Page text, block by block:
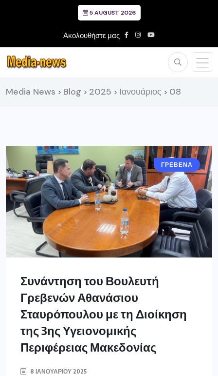
5 AUGUST 2026
Ακολουθήστε μας
Media News > Blog > 2025 > Ιανουάριος > 08
ΓΡΕΒΕΝΑ
Συνάντηση του Βουλευτή
Γρεβενών Αθανάσιου
Σταυρόπουλου με τη Διοίκηση
της 3ης Υγειονομικής
Περιφέρειας Μακεδονίας
8 ΙΑΝΟΥΑΡΊΟΥ 2025